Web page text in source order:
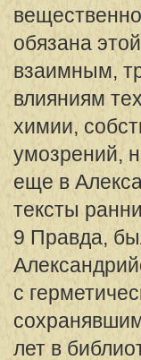
обязана
взаимным,
влияниям
химии,
умозрений,
еще в
тексты
9 Правда,
с
лет в